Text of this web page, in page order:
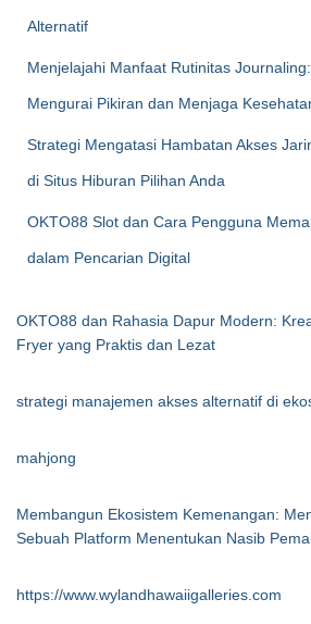
Alternatif
Menjelajahi Manfaat Rutinitas
Mengurai Pikiran dan Menjaga
Strategi Mengatasi Hambatan Akses
di Situs Hiburan Pilihan Anda
OKTO88 Slot dan Cara Pengguna
dalam Pencarian Digital
OKTO88 dan Rahasia Dapur Modern:
Fryer yang Praktis dan Lezat
strategi manajemen akses alternatif di
mahjong
Membangun Ekosistem Kemenangan:
Sebuah Platform Menentukan Nasib
https://www.wylandhawaiigalleries.com